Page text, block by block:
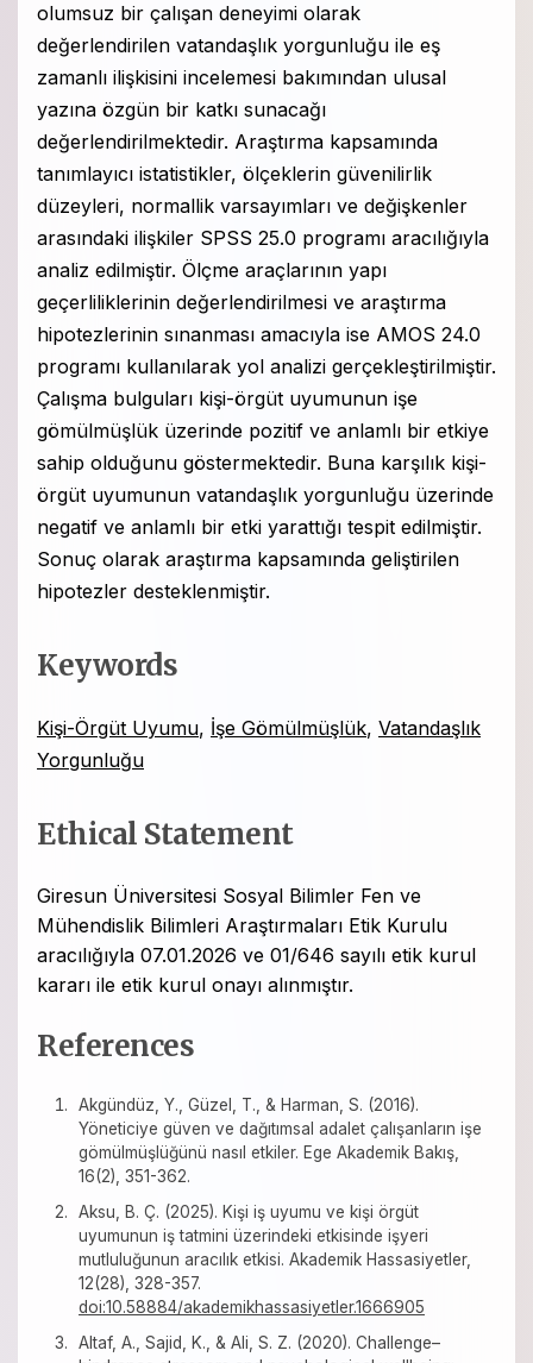
olumsuz bir çalışan deneyimi olarak
değerlendirilen vatandaşlık yorgunluğu ile eş
zamanlı ilişkisini incelemesi bakımından ulusal
yazına özgün bir katkı sunacağı
değerlendirilmektedir. Araştırma kapsamında
tanımlayıcı istatistikler, ölçeklerin güvenilirlik
düzeyleri, normallik varsayımları ve değişkenler
arasındaki ilişkiler SPSS 25.0 programı aracılığıyla
analiz edilmiştir. Ölçme araçlarının yapı
geçerliliklerinin değerlendirilmesi ve araştırma
hipotezlerinin sınanması amacıyla ise AMOS 24.0
programı kullanılarak yol analizi gerçekleştirilmiştir.
Çalışma bulguları kişi-örgüt uyumunun işe
gömülmüşlük üzerinde pozitif ve anlamlı bir etkiye
sahip olduğunu göstermektedir. Buna karşılık kişi-
örgüt uyumunun vatandaşlık yorgunluğu üzerinde
negatif ve anlamlı bir etki yarattığı tespit edilmiştir.
Sonuç olarak araştırma kapsamında geliştirilen
hipotezler desteklenmiştir.
Keywords
Kişi-Örgüt Uyumu, İşe Gömülmüşlük, Vatandaşlık
Yorgunluğu
Ethical Statement
Giresun Üniversitesi Sosyal Bilimler Fen ve
Mühendislik Bilimleri Araştırmaları Etik Kurulu
aracılığıyla 07.01.2026 ve 01/646 sayılı etik kurul
kararı ile etik kurul onayı alınmıştır.
References
Akgündüz, Y., Güzel, T., & Harman, S. (2016).
Yöneticiye güven ve dağıtımsal adalet çalışanların işe
gömülmüşlüğünü nasıl etkiler. Ege Akademik Bakış,
16(2), 351-362.
Aksu, B. Ç. (2025). Kişi iş uyumu ve kişi örgüt
uyumunun iş tatmini üzerindeki etkisinde işyeri
mutluluğunun aracılık etkisi. Akademik Hassasiyetler,
12(28), 328-357.
doi:10.58884/akademikhassasiyetler.1666905
Altaf, A., Sajid, K., & Ali, S. Z. (2020). Challenge–